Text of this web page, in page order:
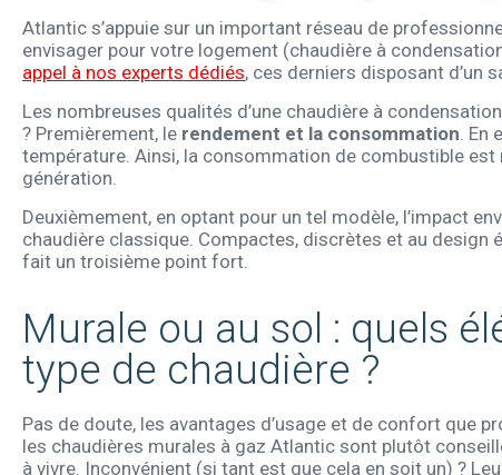
Atlantic s’appuie sur un important réseau de
envisager pour votre logement (chaudière à
appel à nos experts dédiés, ces derniers disposant d’un
Les nombreuses qualités d’une chaudière à
? Premièrement, le rendement et la consommation. En
température. Ainsi, la consommation de combustible est
génération.
Deuxièmement, en optant pour un tel modèle, l’impact
chaudière classique. Compactes, discrètes et au
fait un troisième point fort.
Murale ou au sol : quels
type de chaudière ?
Pas de doute, les avantages d’usage et de confort que
les chaudières murales à gaz Atlantic sont plutôt
à vivre. Inconvénient (si tant est que cela en soit un) ?